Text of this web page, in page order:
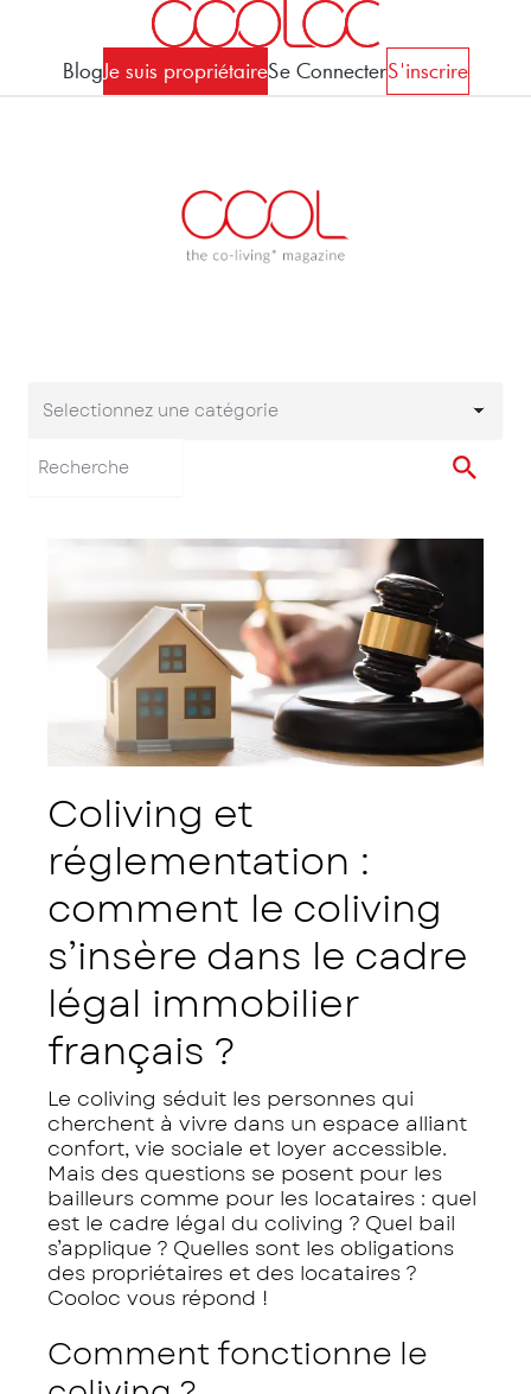
BlogJe suis propriétaireSe ConnecterS'inscrire
Selectionnez une
Selectionnez une catégorie
Coliving et
réglementation :
comment le coliving
s’insère dans le cadre
légal immobilier
français ?
Le coliving séduit les personnes qui
cherchent à vivre dans un espace alliant
confort, vie sociale et loyer accessible.
Mais des questions se posent pour les
bailleurs comme pour les locataires : quel
est le cadre légal du coliving ? Quel bail
s’applique ? Quelles sont les obligations
des propriétaires et des locataires ?
Cooloc vous répond !
Comment fonctionne le